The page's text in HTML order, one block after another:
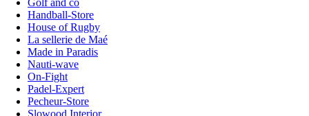
Golf and co
Handball-Store
House of Rugby
La sellerie de Maé
Made in Paradis
Nauti-wave
On-Fight
Padel-Expert
Pecheur-Store